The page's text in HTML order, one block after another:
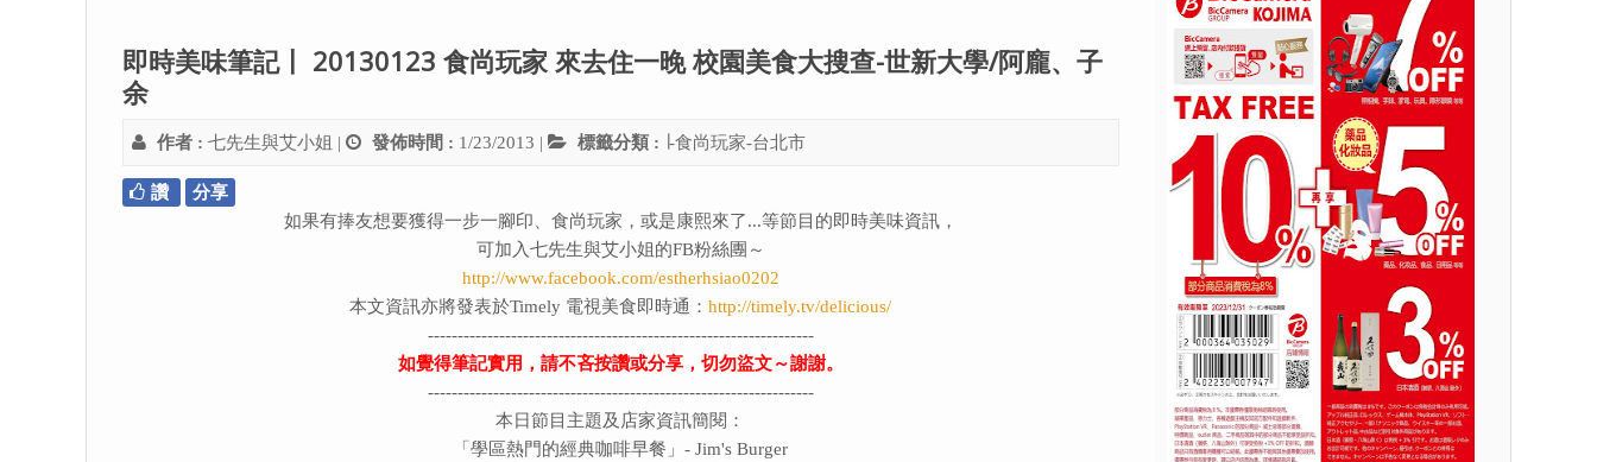
即時美味筆記〡 20130123 食尚玩家 來去住一晚 校園美食大搜查-世新大學/阿龐、子
余
作者 : 七先生與艾小姐 | 發佈時間 : 1/23/2013 | 標籤分類 : ∣-食尚玩家-台北市
讚
分享
如果有捧友想要獲得一步一腳印、食尚玩家，或是康熙來了...等節目的即時美味資訊，
可加入七先生與艾小姐的FB粉絲團～
http://www.facebook.com/estherhsiao0202
本文資訊亦將發表於Timely 電視美食即時通：http://timely.tv/delicious/
-----------------------------------------------------------------
如覺得筆記實用，請不吝按讚或分享，切勿盜文～謝謝。
-----------------------------------------------------------------
本日節目主題及店家資訊簡閱：
「學區熱門的經典咖啡早餐」-Jim's Burger